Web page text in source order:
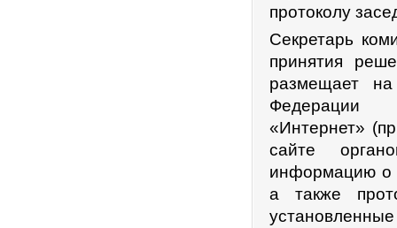
протоколу
Секретарь
принятия
размещает
Федерации
«Интернет»
сайте
информацию о
а также